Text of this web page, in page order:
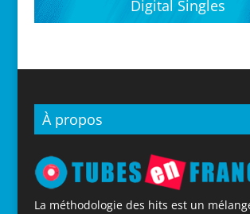
Digital Singles
À propos
La méthodologie des hits est un